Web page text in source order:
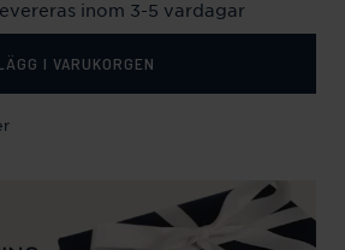
inom 3-5 vardagar
I VARUKORGEN